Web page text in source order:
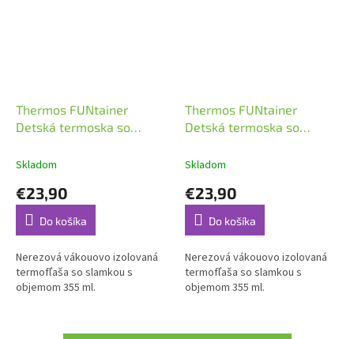
Thermos FUNtainer
Detská termoska so
Skladom
€23,90
Do košíka
Nerezová vákouovo izolovaná
termofľaša so slamkou s
objemom 355 ml.
Thermos FUNtainer
Detská termoska so
Skladom
€23,90
Do košíka
Nerezová vákouovo izolovaná
termofľaša so slamkou s
objemom 355 ml.